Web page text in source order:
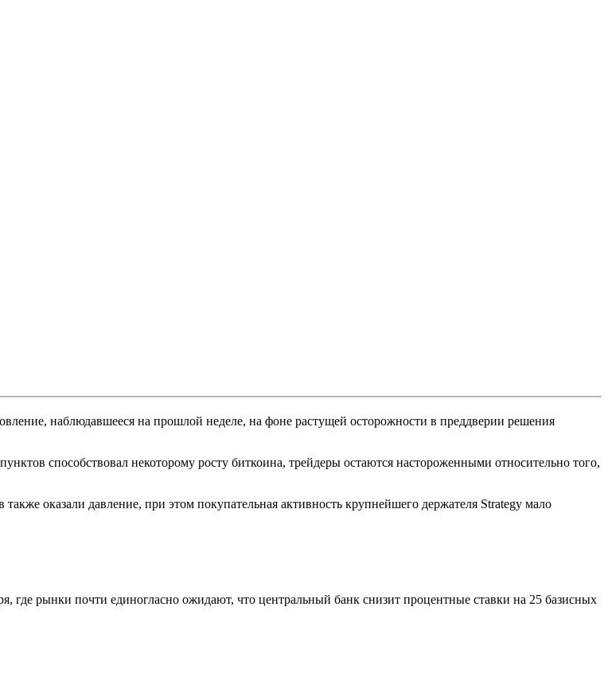
наблюдавшееся на прошлой неделе, на фоне растущей осторожности в преддверии решения
способствовал некоторому росту биткоина, трейдеры остаются настороженными относительно того,
оказали давление, при этом покупательная активность крупнейшего держателя Strategy мало
где рынки почти единогласно ожидают, что центральный банк снизит процентные ставки на 25 базисных